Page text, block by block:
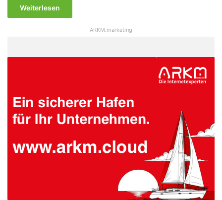
Weiterlesen
ARKM.marketing